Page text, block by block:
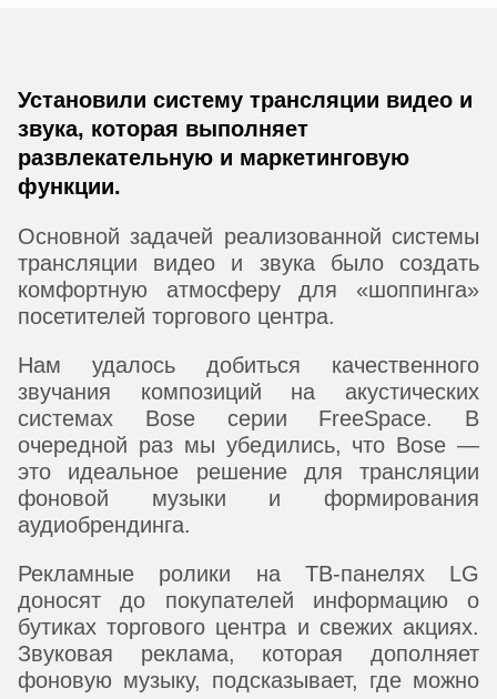
Установили систему трансляции видео и
звука, которая выполняет
развлекательную и маркетинговую
функции.
Основной задачей реализованной системы
трансляции видео и звука было создать
комфортную атмосферу для «шоппинга»
посетителей торгового центра.
Нам удалось добиться качественного
звучания композиций на акустических
системах Bose серии FreeSpace. В
очередной раз мы убедились, что Bose —
это идеальное решение для трансляции
фоновой музыки и формирования
аудиобрендинга.
Рекламные ролики на ТВ-панелях LG
доносят до покупателей информацию о
бутиках торгового центра и свежих акциях.
Звуковая реклама, которая дополняет
фоновую музыку, подсказывает, где можно